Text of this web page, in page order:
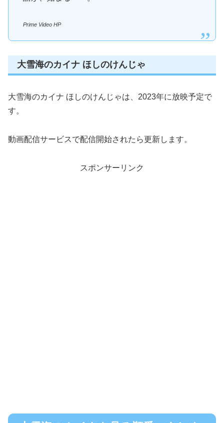
Prime Video HP
大雪海のカイナ ほしのけんじゃ
大雪海のカイナ ほしのけんじゃは、2023年に放映予定で
す。
動画配信サービスで配信開始されたら更新します。
スポンサーリンク